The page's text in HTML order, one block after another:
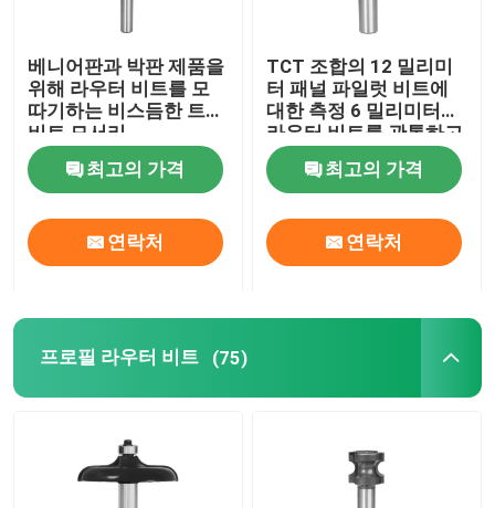
베니어판과 박판 제품을
위해 라우터 비트를 모
따기하는 비스듬한 트림
비트 모서리
최고의 가격
연락처
TCT 조합의 12 밀리미
터 패널 파일럿 비트에
대한 측정 6 밀리미터는
라우터 비트를 관통하고
손질합니다
최고의 가격
연락처
프로필 라우터 비트 (75)